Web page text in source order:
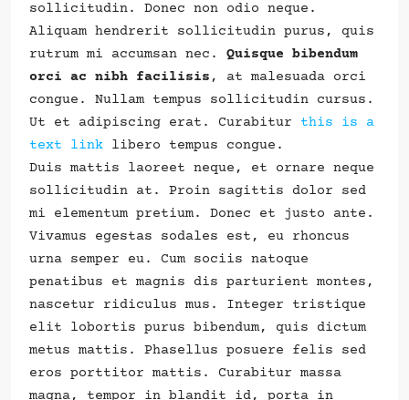
sollicitudin. Donec non odio neque.
Aliquam hendrerit sollicitudin purus, quis
rutrum mi accumsan nec. Quisque bibendum
orci ac nibh facilisis , at malesuada orci
congue. Nullam tempus sollicitudin cursus.
Ut et adipiscing erat. Curabitur this is a
text link libero tempus congue.
Duis mattis laoreet neque, et ornare neque
sollicitudin at. Proin sagittis dolor sed
mi elementum pretium. Donec et justo ante.
Vivamus egestas sodales est, eu rhoncus
urna semper eu. Cum sociis natoque
penatibus et magnis dis parturient montes,
nascetur ridiculus mus. Integer tristique
elit lobortis purus bibendum, quis dictum
metus mattis. Phasellus posuere felis sed
eros porttitor mattis. Curabitur massa
magna, tempor in blandit id, porta in